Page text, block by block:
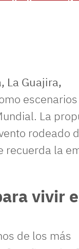
La Guajira,
escenarios
La
rodeado
recuerda la
vivir
de los más